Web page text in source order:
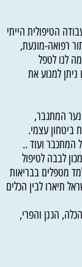
הטיפולית הייתי
רפואה-מונעת,
לנו לטפל
למנוע את
המתגבר,
עצמי.
המתכבר ועוד ..
לבבה לטיפול
מטפלים בבריאות
תיארו לבין הכלים
הגנן והפרי,